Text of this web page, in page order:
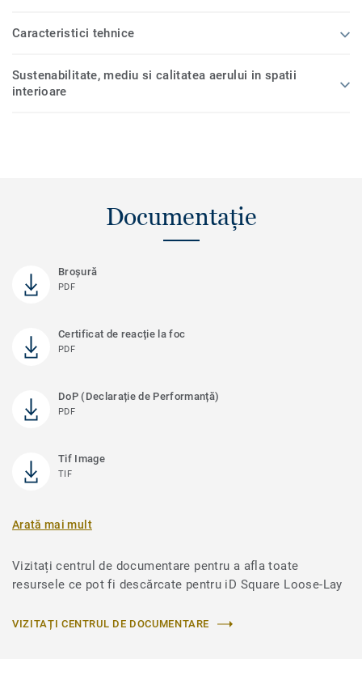
Caracteristici tehnice
Sustenabilitate, mediu si calitatea aerului in spatii
interioare
Documentație
Broşură
PDF
Certificat de reacție la foc
PDF
DoP (Declarație de Performanță)
PDF
Tif Image
TIF
Arată mai mult
Vizitați centrul de documentare pentru a afla toate
resursele ce pot fi descărcate pentru iD Square Loose-Lay
VIZITAȚI CENTRUL DE DOCUMENTARE